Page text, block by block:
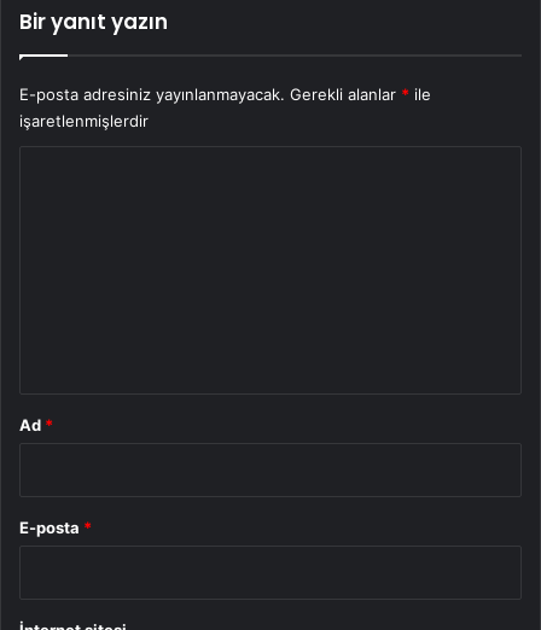
Bir yanıt yazın
E-posta adresiniz yayınlanmayacak. Gerekli alanlar * ile
işaretlenmişlerdir
Ad *
E-posta *